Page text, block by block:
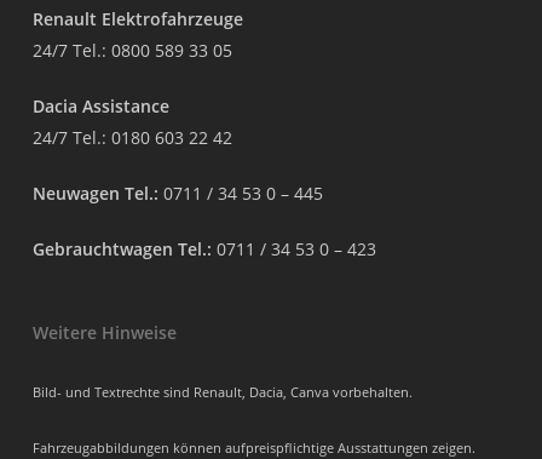
Renault Elektrofahrzeuge
24/7 Tel.: 0800 589 33 05
Dacia Assistance
24/7 Tel.: 0180 603 22 42
Neuwagen Tel.: 0711 / 34 53 0 – 445
Gebrauchtwagen Tel.: 0711 / 34 53 0 – 423
Weitere Hinweise
Bild- und Textrechte sind Renault, Dacia, Canva vorbehalten.
Fahrzeugabbildungen können aufpreispflichtige Ausstattungen zeigen.